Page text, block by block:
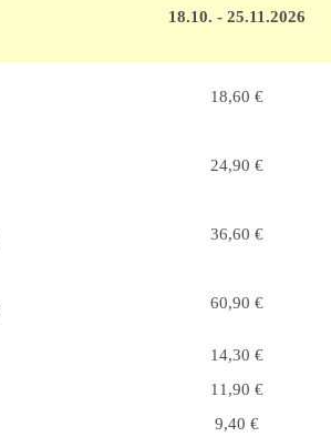
18.10. - 25.11.2026
18,60 €
24,90 €
36,60 €
60,90 €
14,30 €
11,90 €
9,40 €